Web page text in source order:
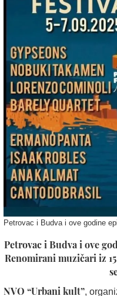
Petrovac i Budva i ove godine
Petrovac i Budva i ove
Renomirani muzičari iz
NVO “Urbani kult”,